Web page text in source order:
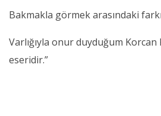
Bakmakla görmek arasındaki
Varlığıyla onur duyduğum Korcan
eseridir.”